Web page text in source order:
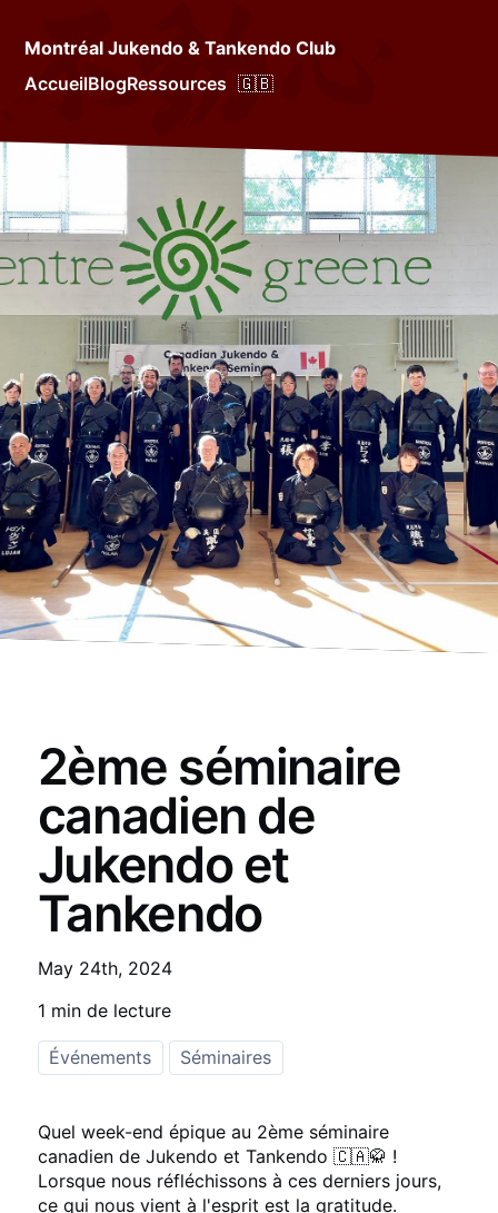
Montréal Jukendo & Tankendo Club
AccueilBlogRessources 🇬🇧
2ème séminaire
canadien de
Jukendo et
Tankendo
May 24th, 2024
1 min de lecture
Événements Séminaires
Quel week-end épique au 2ème séminaire
canadien de Jukendo et Tankendo 🇨🇦🥋 !
Lorsque nous réfléchissons à ces derniers jours,
ce qui nous vient à l'esprit est la gratitude.